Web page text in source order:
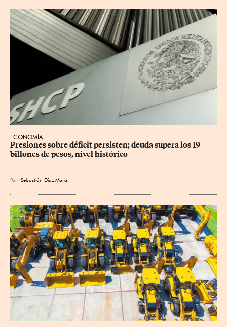
ECONOMÍA
Presiones sobre déficit persisten; deuda supera los 19
billones de pesos, nivel histórico
Por Sebastián Díaz Mora